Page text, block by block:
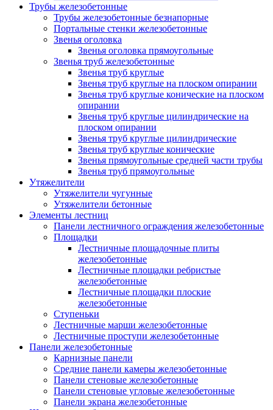
Трубы железобетонные
Трубы железобетонные безнапорные
Портальные стенки железобетонные
Звенья оголовка
Звенья оголовка прямоугольные
Звенья труб железобетонные
Звенья труб круглые
Звенья труб круглые на плоском опирании
Звенья труб круглые конические на плоском
опирании
Звенья труб круглые цилиндрические на
плоском опирании
Звенья труб круглые цилиндрические
Звенья труб круглые конические
Звенья прямоугольные средней части трубы
Звенья труб прямоугольные
Утяжелители
Утяжелители чугунные
Утяжелители бетонные
Элементы лестниц
Панели лестничного ограждения железобетонные
Площадки
Лестничные площадочные плиты
железобетонные
Лестничные площадки ребристые
железобетонные
Лестничные площадки плоские
железобетонные
Ступеньки
Лестничные марши железобетонные
Лестничные проступи железобетонные
Панели железобетонные
Карнизные панели
Средние панели камеры железобетонные
Панели стеновые железобетонные
Панели стеновые угловые железобетонные
Панели экрана железобетонные